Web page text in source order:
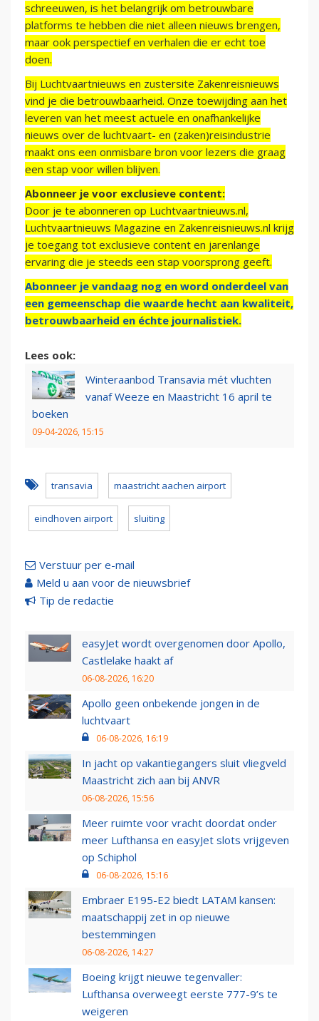
schreeuwen, is het belangrijk om betrouwbare
platforms te hebben die niet alleen nieuws brengen,
maar ook perspectief en verhalen die er echt toe
doen.
Bij Luchtvaartnieuws en zustersite Zakenreisnieuws
vind je die betrouwbaarheid. Onze toewijding aan het
leveren van het meest actuele en onafhankelijke
nieuws over de luchtvaart- en (zaken)reisindustrie
maakt ons een onmisbare bron voor lezers die graag
een stap voor willen blijven.
Abonneer je voor exclusieve content:
Door je te abonneren op Luchtvaartnieuws.nl,
Luchtvaartnieuws Magazine en Zakenreisnieuws.nl krijg
je toegang tot exclusieve content en jarenlange
ervaring die je steeds een stap voorsprong geeft.
Abonneer je vandaag nog en word onderdeel van
een gemeenschap die waarde hecht aan kwaliteit,
betrouwbaarheid en échte journalistiek.
Lees ook:
Winteraanbod Transavia mét vluchten
vanaf Weeze en Maastricht 16 april te
boeken
09-04-2026, 15:15
transavia maastricht aachen airport
eindhoven airport sluiting
Verstuur per e-mail
Meld u aan voor de nieuwsbrief
Tip de redactie
easyJet wordt overgenomen door Apollo,
Castlelake haakt af
06-08-2026, 16:20
Apollo geen onbekende jongen in de
luchtvaart
06-08-2026, 16:19
In jacht op vakantiegangers sluit vliegveld
Maastricht zich aan bij ANVR
06-08-2026, 15:56
Meer ruimte voor vracht doordat onder
meer Lufthansa en easyJet slots vrijgeven
op Schiphol
06-08-2026, 15:16
Embraer E195-E2 biedt LATAM kansen:
maatschappij zet in op nieuwe
bestemmingen
06-08-2026, 14:27
Boeing krijgt nieuwe tegenvaller:
Lufthansa overweegt eerste 777-9’s te
weigeren